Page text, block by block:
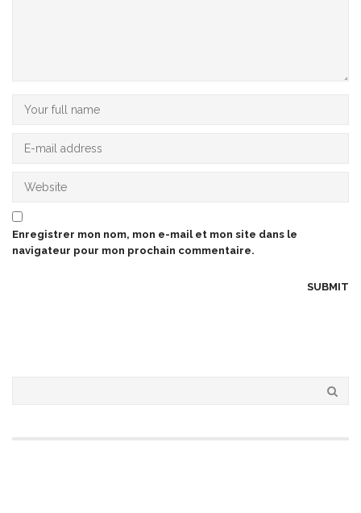
Enregistrer mon nom, mon e-mail et mon site dans le
navigateur pour mon prochain commentaire.